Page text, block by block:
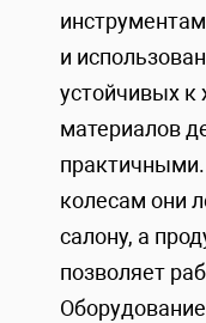
и
устойчивых
материалов
колесам они
салону, а
позволяет